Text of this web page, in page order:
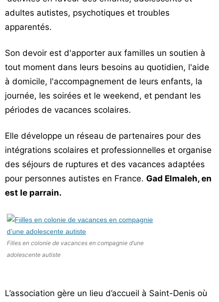
Vos
chroniques
bonnes
adresses
adultes autistes, psychotiques et troubles
apparentés.
Son devoir est d'apporter aux familles un soutien à
tout moment dans leurs besoins au quotidien, l'aide
à domicile, l'accompagnement de leurs enfants, la
journée, les soirées et le weekend, et pendant les
périodes de vacances scolaires.
Elle développe un réseau de partenaires pour des
intégrations scolaires et professionnelles et organise
des séjours de ruptures et des vacances adaptées
pour personnes autistes en France. Gad Elmaleh, en
est le parrain.
Filles en colonie de vacances en compagnie d’une
adolescente autiste
L’association gère un lieu d’accueil à Saint-Denis où